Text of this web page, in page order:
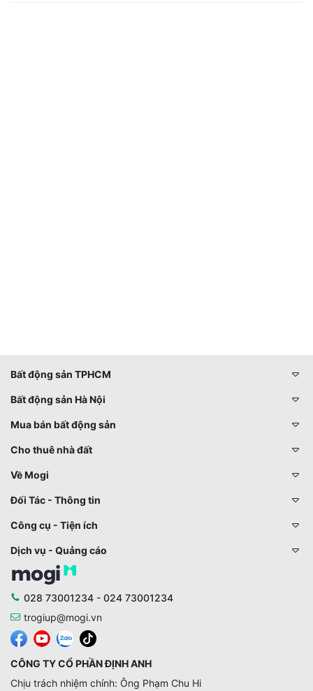
Bất động sản TPHCM
Bất động sản Hà Nội
Mua bán bất động sản
Cho thuê nhà đất
Về Mogi
Đối Tác - Thông tin
Công cụ - Tiện ích
Dịch vụ - Quảng cáo
028 73001234 - 024 73001234
trogiup@mogi.vn
CÔNG TY CỔ PHẦN ĐỊNH ANH
Chịu trách nhiệm chính: Ông Phạm Chu Hi